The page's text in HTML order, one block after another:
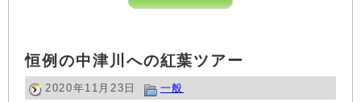
恒例の中津川への紅葉ツアー
2020年11月23日 一般